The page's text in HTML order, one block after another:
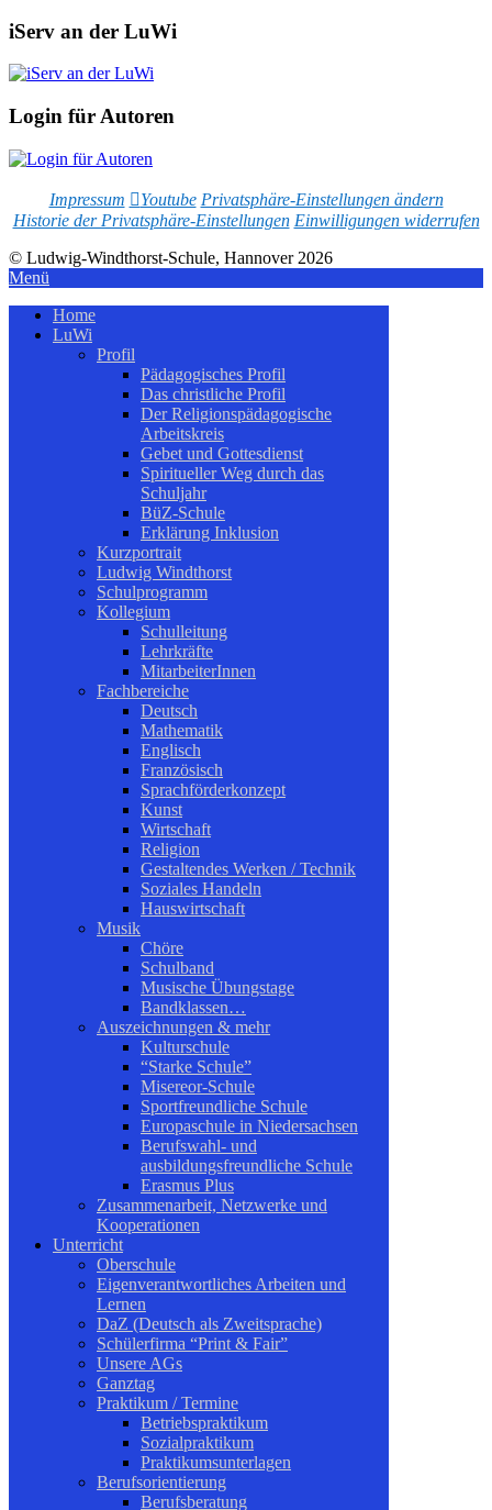
iServ an der LuWi
Login für Autoren
Impressum Youtube Privatsphäre-Einstellungen ändern
Historie der Privatsphäre-Einstellungen Einwilligungen widerrufen
© Ludwig-Windthorst-Schule, Hannover 2026
Menü
Home
LuWi
Profil
Pädagogisches Profil
Das christliche Profil
Der Religionspädagogische
Arbeitskreis
Gebet und Gottesdienst
Spiritueller Weg durch das
Schuljahr
BüZ-Schule
Erklärung Inklusion
Kurzportrait
Ludwig Windthorst
Schulprogramm
Kollegium
Schulleitung
Lehrkräfte
MitarbeiterInnen
Fachbereiche
Deutsch
Mathematik
Englisch
Französisch
Sprachförderkonzept
Kunst
Wirtschaft
Religion
Gestaltendes Werken / Technik
Soziales Handeln
Hauswirtschaft
Musik
Chöre
Schulband
Musische Übungstage
Bandklassen…
Auszeichnungen & mehr
Kulturschule
“Starke Schule”
Misereor-Schule
Sportfreundliche Schule
Europaschule in Niedersachsen
Berufswahl- und
ausbildungsfreundliche Schule
Erasmus Plus
Zusammenarbeit, Netzwerke und
Kooperationen
Unterricht
Oberschule
Eigenverantwortliches Arbeiten und
Lernen
DaZ (Deutsch als Zweitsprache)
Schülerfirma “Print & Fair”
Unsere AGs
Ganztag
Praktikum / Termine
Betriebspraktikum
Sozialpraktikum
Praktikumsunterlagen
Berufsorientierung
Berufsberatung